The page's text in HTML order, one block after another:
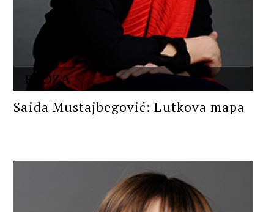
PROZA
Saida Mustajbegović: Lutkova mapa